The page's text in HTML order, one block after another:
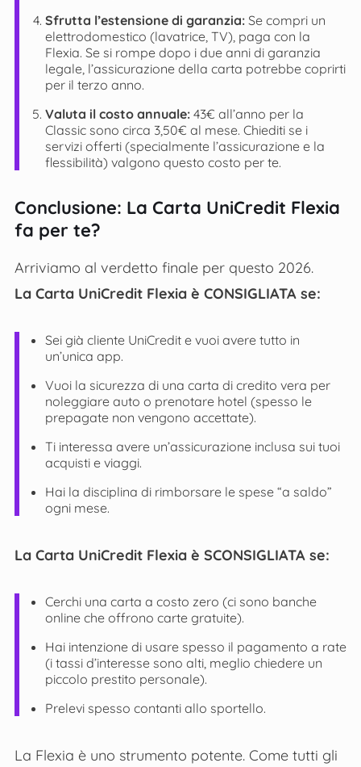
Sfrutta l’estensione di garanzia:Se compri un
elettrodomestico (lavatrice, TV), paga con la
Flexia. Se si rompe dopo i due anni di garanzia
legale, l’assicurazione della carta potrebbe coprirti
per il terzo anno.
Valuta il costo annuale:43€ all’anno per la
Classic sono circa 3,50€ al mese. Chiediti se i
servizi offerti (specialmente l’assicurazione e la
flessibilità) valgono questo costo per te.
Conclusione: La Carta UniCredit Flexia
fa per te?
Arriviamo al verdetto finale per questo 2026.
La Carta UniCredit Flexia è CONSIGLIATA se:
Sei già cliente UniCredit e vuoi avere tutto in
un’unica app.
Vuoi la sicurezza di una carta di credito vera per
noleggiare auto o prenotare hotel (spesso le
prepagate non vengono accettate).
Ti interessa avere un’assicurazione inclusa sui tuoi
acquisti e viaggi.
Hai la disciplina di rimborsare le spese “a saldo”
ogni mese.
La Carta UniCredit Flexia è SCONSIGLIATA se:
Cerchi una carta a costo zero (ci sono banche
online che offrono carte gratuite).
Hai intenzione di usare spesso il pagamento a rate
(i tassi d’interesse sono alti, meglio chiedere un
piccolo prestito personale).
Prelevi spesso contanti allo sportello.
La Flexia è uno strumento potente. Come tutti gli